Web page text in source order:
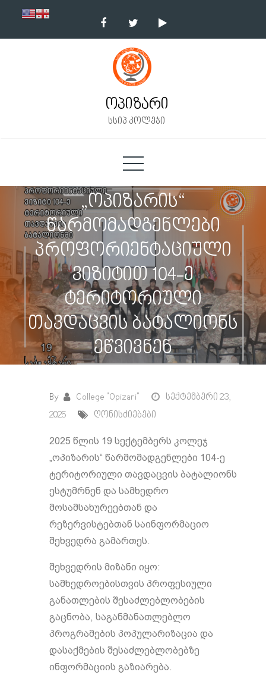
content
ოპიზარი
სსიპ კოლეჯი
„ოპიზარის“
წარმომადგენლები
პროფორიენტაციული
ვიზიტით 104-ე
ტერიტორიული
თავდაცვის ბატალიონს
ეწვივნენ
By College "Opizari"
სექტემბერი 23,
2025
ღონისძიებები
2025 წლის 19 სექტემბერს კოლეჯ
„ოპიზარის“ წარმომადგენლები 104-ე
ტერიტორიული თავდაცვის ბატალიონს
ესტუმრნენ და სამხედრო
მოსამსახურეებთან და
რეზერვისტებთან საინფორმაციო
შეხვედრა გამართეს.
შეხვედრის მიზანი იყო:
სამხედროებისთვის პროფესიული
განათლების შესაძლებლობების
გაცნობა, საგანმანათლებლო
პროგრამების პოპულარიზაცია და
დასაქმების შესაძლებლობებზე
ინფორმაციის გაზიარება.